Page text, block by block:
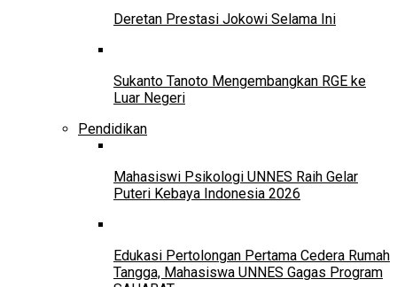
Deretan Prestasi Jokowi Selama Ini
Sukanto Tanoto Mengembangkan RGE ke
Luar Negeri
Pendidikan
Mahasiswi Psikologi UNNES Raih Gelar
Puteri Kebaya Indonesia 2026
Edukasi Pertolongan Pertama Cedera Rumah
Tangga, Mahasiswa UNNES Gagas Program